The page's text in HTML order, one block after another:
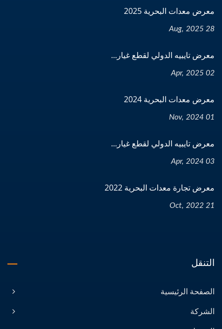
معرض معدات البحرية 2025
28 Aug, 2025
معرض تايبيه الدولي لقطع غيار...
02 Apr, 2025
معرض معدات البحرية 2024
01 Nov, 2024
معرض تايبيه الدولي لقطع غيار...
03 Apr, 2024
معرض تجارة معدات البحرية 2022
21 Oct, 2022
التنقل
الصفحة الرئيسية
الشركة